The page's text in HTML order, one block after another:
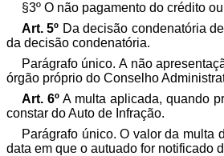
§3º O não pagamento do crédito
Art. 5º Da decisão condenatória
da decisão condenatória.
Parágrafo único. A não
órgão próprio do Conselho
Art. 6ºA multa aplicada, quando
constar do Auto de Infração.
Parágrafo único. O valor da multa
data em que o autuado for notificado